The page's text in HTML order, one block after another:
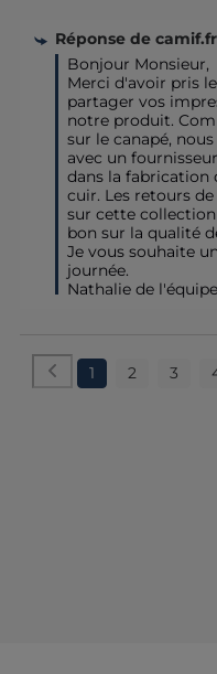
Réponse de camif.fr
Bonjour Monsieur,
Merci d'avoir pris
partager vos
notre produit.
sur le canapé,
avec un
dans la fabrication
cuir. Les retours
sur cette
bon sur la qualité
Je vous souhaite
journée.
Nathalie de
1 2 3